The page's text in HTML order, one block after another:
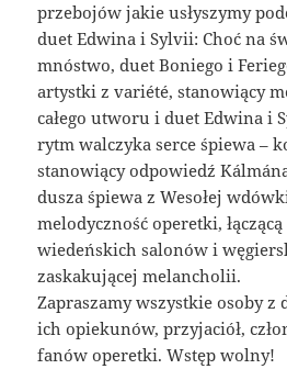
przebojów jakie usłyszymy
duet Edwina i Sylvii: Choć na
mnóstwo, duet Boniego i
artystki z variété, stanowiący
całego utworu i duet Edwina i
rytm walczyka serce śpiewa –
stanowiący odpowiedź
dusza śpiewa z Wesołej
melodyczność operetki,
wiedeńskich salonów i
zaskakującej melancholii.
Zapraszamy wszystkie osoby
ich opiekunów, przyjaciół,
fanów operetki. Wstęp wolny!